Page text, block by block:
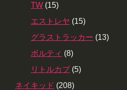
TW (15)
エストレヤ (15)
グラストラッカー (13)
ボルティ (8)
リトルカブ (5)
ネイキッド (208)